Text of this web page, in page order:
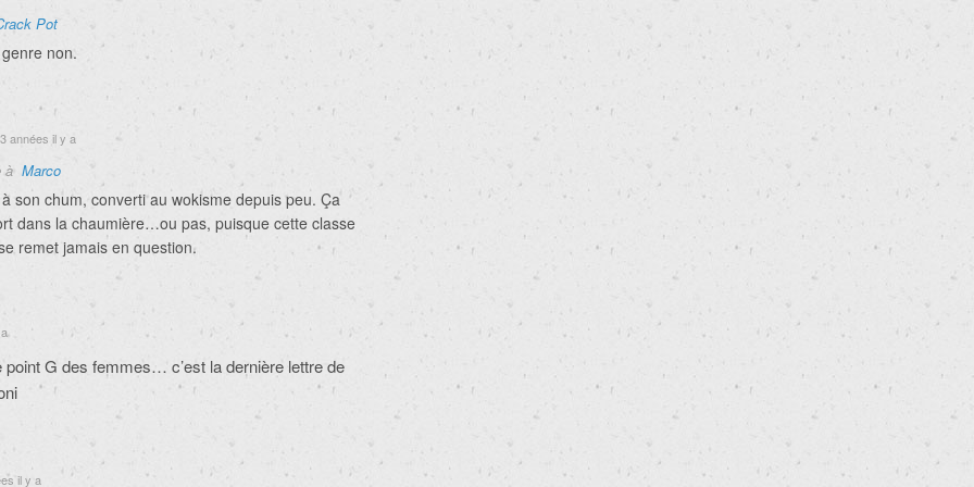
Pot
non.
années il y a
à Marco
son chum, converti au wokisme depuis peu. Ça
dans la chaumière…ou pas, puisque cette classe
remet jamais en question.
point G des femmes… c’est la dernière lettre de
il y a